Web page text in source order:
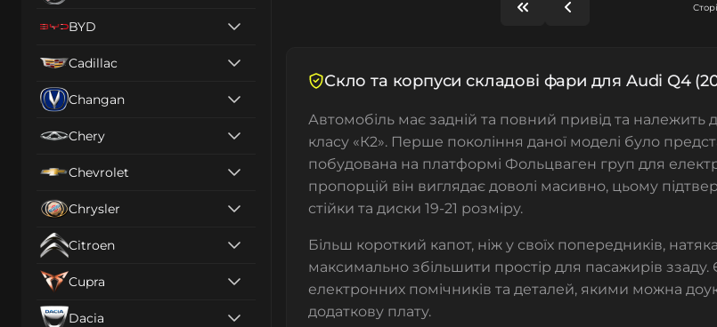
BYD
Cadillac
Changan
Chery
Chevrolet
Chrysler
Citroen
Cupra
Dacia
Скло та корпуси складові фари для Audi Q4
Автомобіль має задній та повний привід та належить
класу «К2». Перше покоління даної моделі було
побудована на платформі Фольцваген груп для
пропорцій він виглядає доволі масивно, цьому
стійки та диски 19-21 розміру.
Більш короткий капот, ніж у своїх попередників,
максимально збільшити простір для пасажирів ззаду.
електронних помічників та деталей, якими можна
додаткову плату.